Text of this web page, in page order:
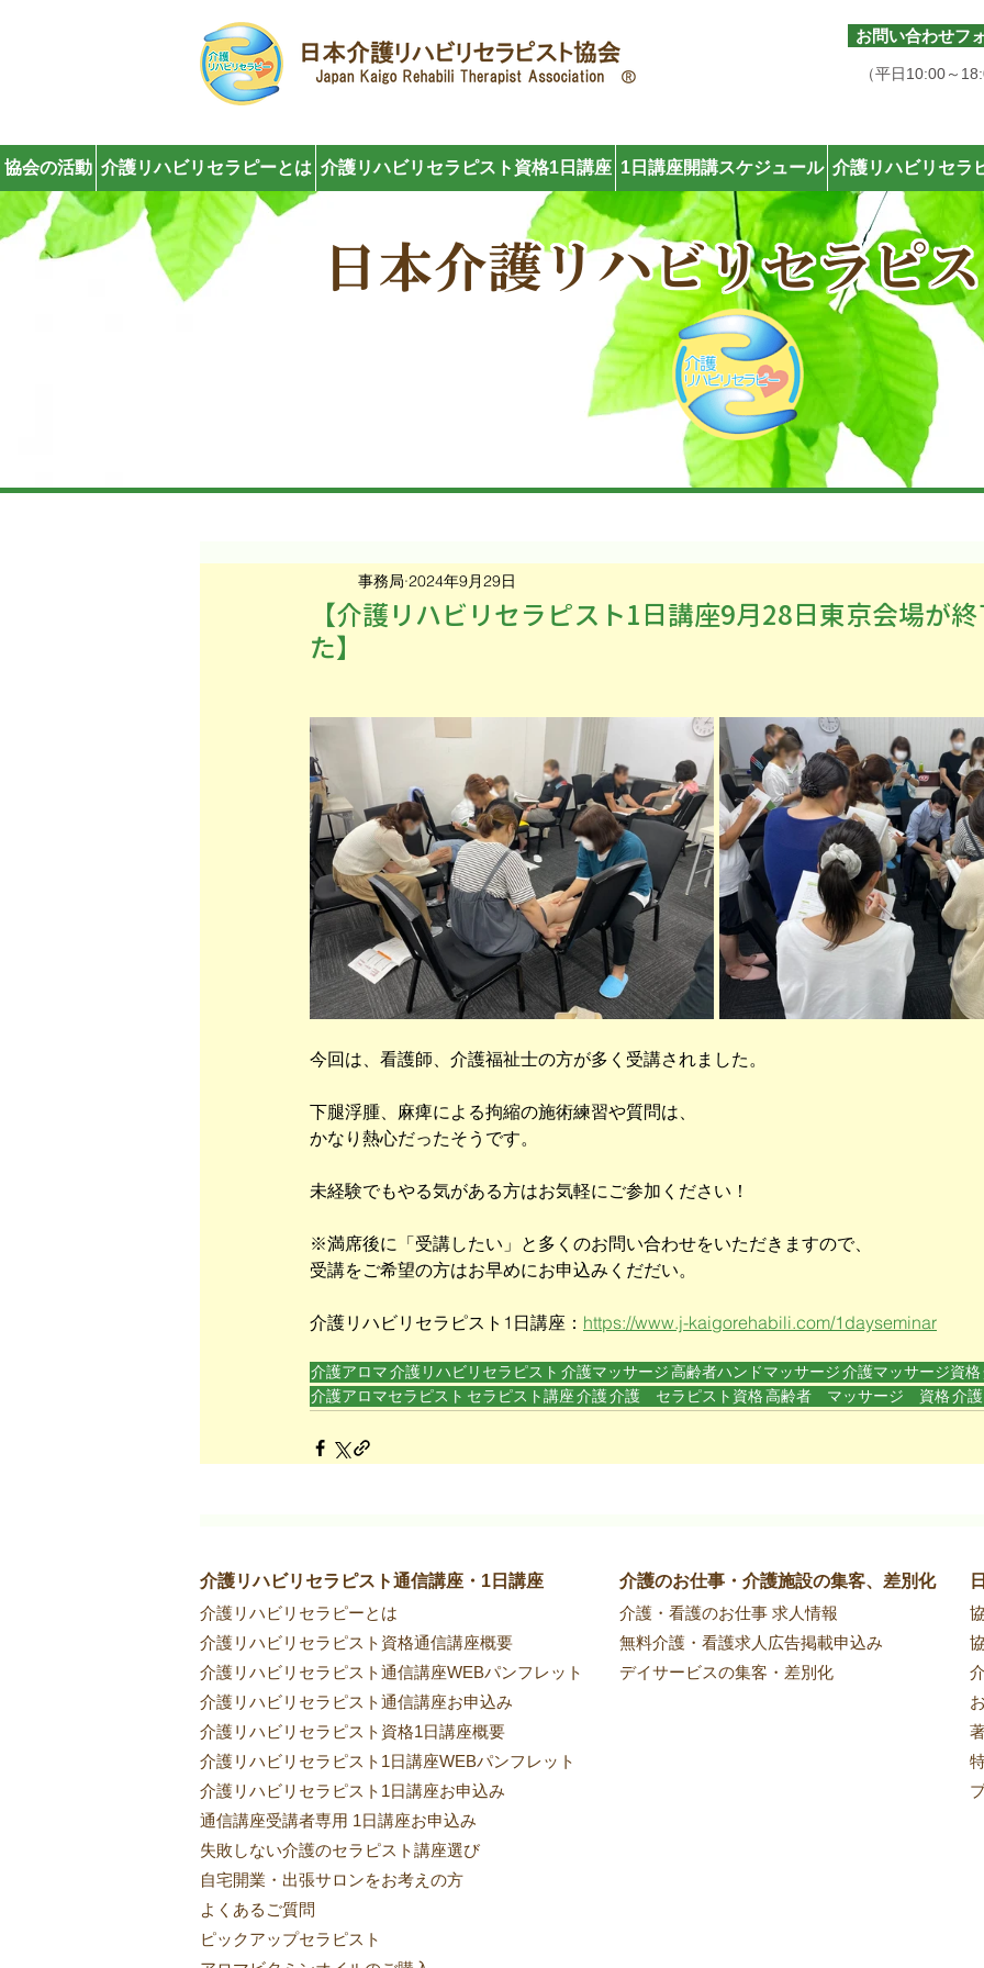
050-6877-6170
お問い合わせフ
（平日10:00～
協会の活動 介護リハビリセラピーとは 介護リハビリセラピスト資格1日講座 1日講座開講スケジュール 介護リハビリセラ
【介護リハビリセラピスト1日講座9月28日東京会場が
た】
事務局 2024年9月29日
今回は、看護師、介護福祉士の方が多く受講されました。
下腿浮腫、麻痺による拘縮の施術練習や質問は、
かなり熱心だったそうです。
未経験でもやる気がある方はお気軽にご参加ください！
※満席後に「受講したい」と多くのお問い合わせをいただきますので、
受講をご希望の方はお早めにお申込みくだだい。
介護リハビリセラピスト1日講座： https://www.j-kaigorehabili.com/1dayseminar
介護アロマ介護リハビリセラピスト 介護マッサージ高齢者ハンドマッサージ介護マッサージ資格
介護アロマセラピスト セラピスト講座介護介護 セラピスト資格高齢者 マッサージ 資格介
介護リハビリセラピスト通信講座・1日講座
介護リハビリセラピーとは
介護リハビリセラピスト資格通信講座概要
介護リハビリセラピスト通信講座WEBパンフレット
介護リハビリセラピスト通信講座お申込み
介護リハビリセラピスト資格1日講座概要
介護リハビリセラピスト1日講座WEBパンフレット
介護リハビリセラピスト1日講座お申込み
通信講座受講者専用 1日講座お申込み
失敗しない介護のセラピスト講座選び
自宅開業・出張サロンをお考えの方
​よくあるご質問
ピックアップセラピスト
介護のお仕事・介護施設の集客、差別化
​介護・看護のお仕事 求人情報
無料介護・看護求人広告掲載申込み
デイサービスの集客・差別化